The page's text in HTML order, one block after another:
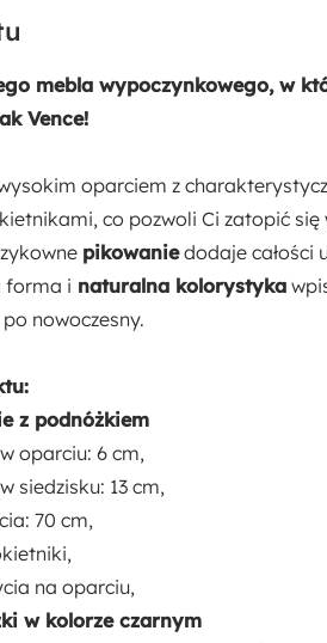
meblowa Płyta meblowa
mebla wypoczynkowego, w
Vence!
oparciem z
co pozwoli Ci zatopić
pikowaniedodaje całości
forma i naturalna kolorystyka
nowoczesny.
z podnóżkiem
oparciu: 6 cm,
siedzisku: 13 cm,
70 cm,
na oparciu,
w kolorze czarnym